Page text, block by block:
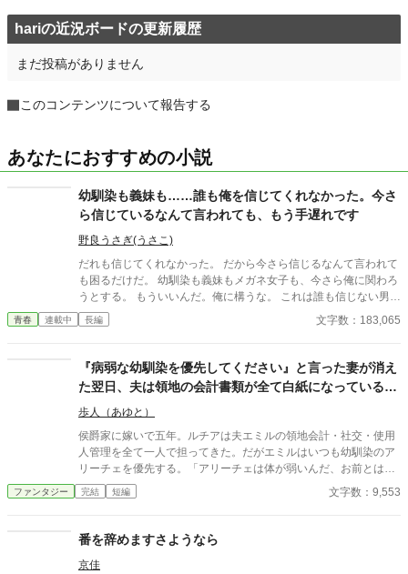
hariの近況ボードの更新履歴
まだ投稿がありません
このコンテンツについて報告する
あなたにおすすめの小説
幼馴染も義妹も……誰も俺を信じてくれなかった。今さ
ら信じているなんて言われても、もう手遅れです
野良うさぎ(うさこ)
だれも信じてくれなかった。 だから今さら信じるなんて言われて
も困るだけだ。 幼馴染も義妹もメガネ女子も、今さら俺に関わろ
うとする。 もういいんだ。俺に構うな。 これは誰も信じない男が
繰り広げる恋愛物語
青春 連載中 長編 文字数：183,065
『病弱な幼馴染を優先してください』と言った妻が消え
た翌日、夫は領地の会計書類が全て白紙になっているこ
とに気づいた
歩人（あゆと）
侯爵家に嫁いで五年。ルチアは夫エミルの領地会計・社交・使用
人管理を全て一人で担ってきた。だがエミルはいつも幼馴染のア
リーチェを優先する。「アリーチェは体が弱いんだ、お前とは違
う」——その言葉を百回聞いた日、ルチアは微笑んで離縁届に署
名した。「ええ、私は丈夫ですから。どうぞ幼馴染様をお大事
らの陳情の山、そして紅茶の淹れ方すら知らない自分。三ヶ月
後、かつて「地味な妻」と呼ばれたルチアは、辺境伯の財務顧問
として辣腕を振るっていた。
ファンタジー 完結 短編 文字数：9,553
番を辞めますさようなら
京佳